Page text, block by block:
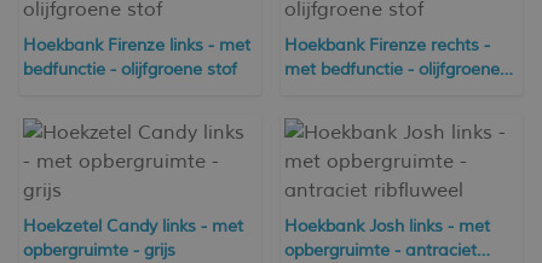
Hoekbank Firenze links - met
bedfunctie - olijfgroene stof
Hoekbank Firenze rechts -
met bedfunctie - olijfgroene
Hoekzetel Candy links - met
opbergruimte - grijs
Hoekbank Josh links - met
opbergruimte - antraciet